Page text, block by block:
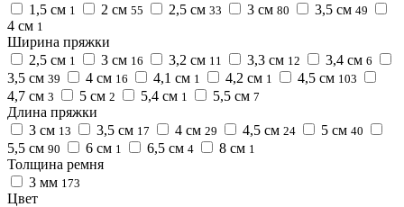
1,5 см 1 2 см 55 2,5 см 33 3 см 80 3,5 см 49
4 см 1
Ширина пряжки
2,5 см 1 3 см 16 3,2 см 11 3,3 см 12 3,4 см 6
3,5 см 39 4 см 16 4,1 см 1 4,2 см 1 4,5 см 103
4,7 см 3 5 см 2 5,4 см 1 5,5 см 7
Длина пряжки
3 см 13 3,5 см 17 4 см 29 4,5 см 24 5 см 40
5,5 см 90 6 см 1 6,5 см 4 8 см 1
Толщина ремня
3 мм 173
Цвет